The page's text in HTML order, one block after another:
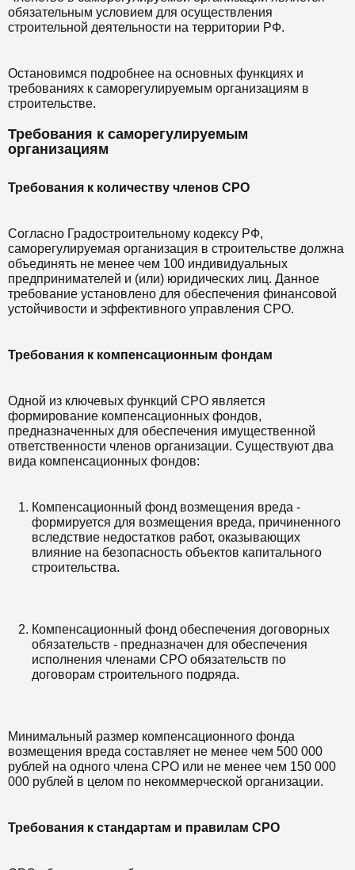
обязательным условием для осуществления
строительной деятельности на территории РФ.
Остановимся подробнее на основных функциях и
требованиях к саморегулируемым организациям в
строительстве.
Требования к саморегулируемым
организациям
Требования к количеству членов СРО
Согласно Градостроительному кодексу РФ,
саморегулируемая организация в строительстве должна
объединять не менее чем 100 индивидуальных
предпринимателей и (или) юридических лиц. Данное
требование установлено для обеспечения финансовой
устойчивости и эффективного управления СРО.
Требования к компенсационным фондам
Одной из ключевых функций СРО является
формирование компенсационных фондов,
предназначенных для обеспечения имущественной
ответственности членов организации. Существуют два
вида компенсационных фондов:
Компенсационный фонд возмещения вреда -
формируется для возмещения вреда, причиненного
вследствие недостатков работ, оказывающих
влияние на безопасность объектов капитального
строительства.
Компенсационный фонд обеспечения договорных
обязательств - предназначен для обеспечения
исполнения членами СРО обязательств по
договорам строительного подряда.
Минимальный размер компенсационного фонда
возмещения вреда составляет не менее чем 500 000
рублей на одного члена СРО или не менее чем 150 000
000 рублей в целом по некоммерческой организации.
Требования к стандартам и правилам СРО